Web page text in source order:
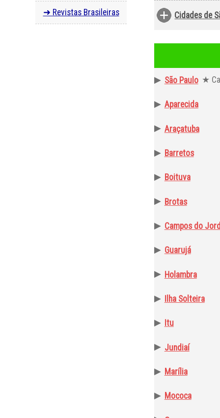
➜ Revistas Brasileiras Cidades de
▶ São Paulo ★
▶ Aparecida
▶ Araçatuba
▶ Barretos
▶ Boituva
▶ Brotas
▶ Campos do
▶ Guarujá
▶ Holambra
▶ Ilha Solteira
▶ Itu
▶ Jundiaí
▶ Marília
▶ Mococa